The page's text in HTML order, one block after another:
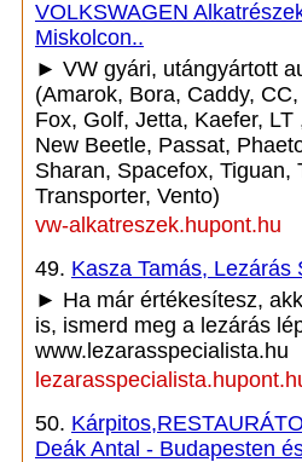
VOLKSWAGEN
Miskolcon..
► VW gyári, utángyártott
(Amarok, Bora, Caddy,
Fox, Golf, Jetta, Kaefer, LT
New Beetle, Passat,
Sharan, Spacefox, Tiguan,
Transporter, Vento)
vw-alkatreszek.hupont.hu
49. Kasza Tamás, Lezárás
► Ha már értékesítesz,
is, ismerd meg a lezárás
www.lezarasspecialista.hu
50.
Deák Antal - Budapesten